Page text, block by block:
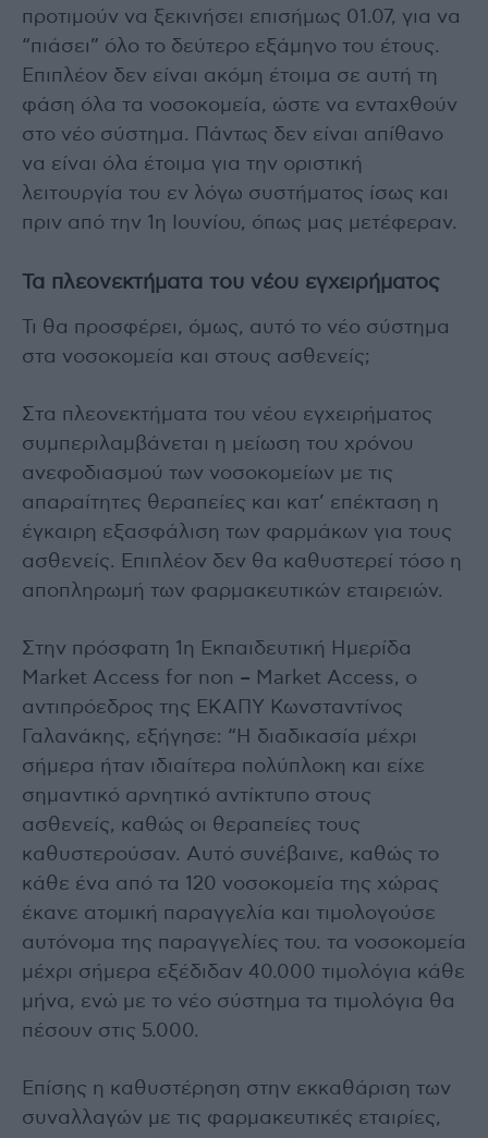
προτιμούν να ξεκινήσει επισήμως 01.07, για να
“πιάσει” όλο το δεύτερο εξάμηνο του έτους.
Επιπλέον δεν είναι ακόμη έτοιμα σε αυτή τη
φάση όλα τα νοσοκομεία, ώστε να ενταχθούν
στο νέο σύστημα. Πάντως δεν είναι απίθανο
να είναι όλα έτοιμα για την οριστική
λειτουργία του εν λόγω συστήματος ίσως και
πριν από την 1η Ιουνίου, όπως μας μετέφεραν.
Τα πλεονεκτήματα του νέου εγχειρήματος
Τι θα προσφέρει, όμως, αυτό το νέο σύστημα
στα νοσοκομεία και στους ασθενείς;
Στα πλεονεκτήματα του νέου εγχειρήματος
συμπεριλαμβάνεται η μείωση του χρόνου
ανεφοδιασμού των νοσοκομείων με τις
απαραίτητες θεραπείες και κατ’ επέκταση η
έγκαιρη εξασφάλιση των φαρμάκων για τους
ασθενείς. Επιπλέον δεν θα καθυστερεί τόσο η
αποπληρωμή των φαρμακευτικών εταιρειών.
Στην πρόσφατη 1η Εκπαιδευτική Ημερίδα
Market Access for non – Market Access, ο
αντιπρόεδρος της ΕΚΑΠΥ Κωνσταντίνος
Γαλανάκης, εξήγησε: “Η διαδικασία μέχρι
σήμερα ήταν ιδιαίτερα πολύπλοκη και είχε
σημαντικό αρνητικό αντίκτυπο στους
ασθενείς, καθώς οι θεραπείες τους
καθυστερούσαν. Αυτό συνέβαινε, καθώς το
κάθε ένα από τα 120 νοσοκομεία της χώρας
έκανε ατομική παραγγελία και τιμολογούσε
αυτόνομα της παραγγελίες του. τα νοσοκομεία
μέχρι σήμερα εξέδιδαν 40.000 τιμολόγια κάθε
μήνα, ενώ με το νέο σύστημα τα τιμολόγια θα
πέσουν στις 5.000.
Επίσης η καθυστέρηση στην εκκαθάριση των
συναλλαγών με τις φαρμακευτικές εταιρίες,